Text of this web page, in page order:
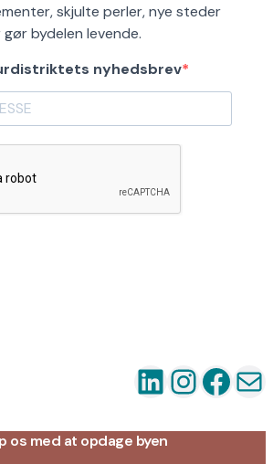
skjulte perler, nye steder
bydelen levende.
nyhedsbrev
LinkedIn
os med at opdage byen